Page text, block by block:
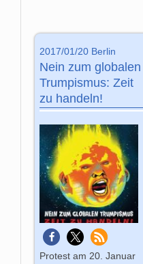
2017/01/20 Berlin
Nein zum globalen
Trumpismus: Zeit
zu handeln!
Protest am 20. Januar